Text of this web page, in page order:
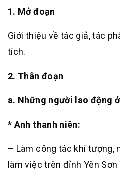
1. Mở đoạn
Giới thiệu về tác giả, tác
tích.
2. Thân đoạn
a. Những người lao động
* Anh thanh niên:
– Làm công tác khí tượng,
làm việc trên đỉnh Yên